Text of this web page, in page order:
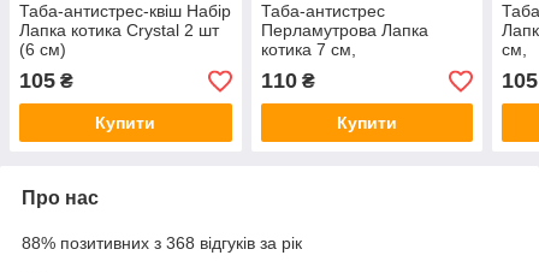
Таба-антистрес-квіш Набір
Лапка котика Crystal 2 шт
(6 см)
105 ₴
Купити
Таба-антистрес
Перламутрова Лапка
котика 7 см,
110₴
Купити
см,
105
Про нас
88% позитивних з 368 відгуків за рік